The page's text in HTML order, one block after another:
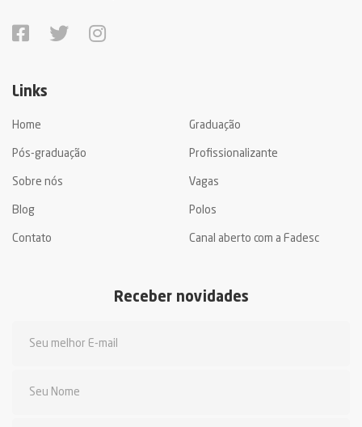
Links
Home Graduação
Pós-graduação Profissionalizante
Sobre nós Vagas
Blog Polos
Contato Canal aberto com a Fadesc
Receber novidades